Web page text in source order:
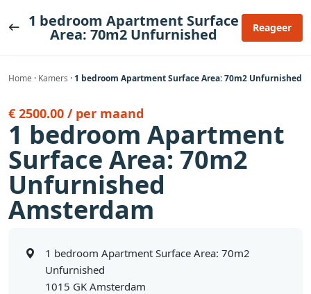
naar
1 bedroom Apartment Surface
Area: 70m2 Unfurnished Reageer
Home · Kamers · 1 bedroom Apartment Surface Area: 70m2 Unfurnished
€ 2500.00 / per maand
1 bedroom Apartment
Surface Area: 70m2
Unfurnished
Amsterdam
1 bedroom Apartment Surface Area: 70m2
Unfurnished
1015 GK Amsterdam